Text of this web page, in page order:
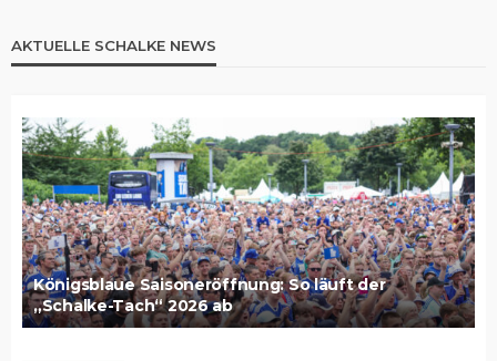
AKTUELLE SCHALKE NEWS
Königsblaue Saisoneröffnung: So läuft der
„Schalke-Tach“ 2026 ab